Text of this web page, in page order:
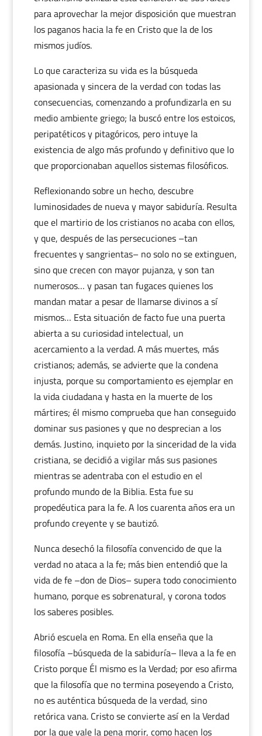
para aprovechar la mejor disposición que muestran
los paganos hacia la fe en Cristo que la de los
mismos judíos.
Lo que caracteriza su vida es la búsqueda
apasionada y sincera de la verdad con todas las
consecuencias, comenzando a profundizarla en su
medio ambiente griego; la buscó entre los estoicos,
peripatéticos y pitagóricos, pero intuye la
existencia de algo más profundo y definitivo que lo
que proporcionaban aquellos sistemas filosóficos.
Reflexionando sobre un hecho, descubre
luminosidades de nueva y mayor sabiduría. Resulta
que el martirio de los cristianos no acaba con ellos,
y que, después de las persecuciones –tan
frecuentes y sangrientas– no solo no se extinguen,
sino que crecen con mayor pujanza, y son tan
numerosos… y pasan tan fugaces quienes los
mandan matar a pesar de llamarse divinos a sí
mismos… Esta situación de facto fue una puerta
abierta a su curiosidad intelectual, un
acercamiento a la verdad. A más muertes, más
cristianos; además, se advierte que la condena
injusta, porque su comportamiento es ejemplar en
la vida ciudadana y hasta en la muerte de los
mártires; él mismo comprueba que han conseguido
dominar sus pasiones y que no desprecian a los
demás. Justino, inquieto por la sinceridad de la vida
cristiana, se decidió a vigilar más sus pasiones
mientras se adentraba con el estudio en el
profundo mundo de la Biblia. Esta fue su
propedéutica para la fe. A los cuarenta años era un
profundo creyente y se bautizó.
Nunca desechó la filosofía convencido de que la
verdad no ataca a la fe; más bien entendió que la
vida de fe –don de Dios– supera todo conocimiento
humano, porque es sobrenatural, y corona todos
los saberes posibles.
Abrió escuela en Roma. En ella enseña que la
filosofía –búsqueda de la sabiduría– lleva a la fe en
Cristo porque Él mismo es la Verdad; por eso afirma
que la filosofía que no termina poseyendo a Cristo,
no es auténtica búsqueda de la verdad, sino
retórica vana. Cristo se convierte así en la Verdad
por la que vale la pena morir, como hacen los